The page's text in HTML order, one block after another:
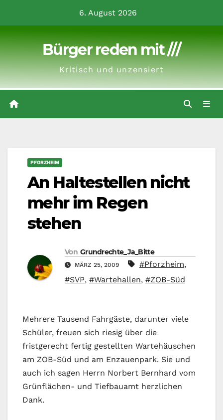
6. August 2026
Bürger reden mit ///
Kritisch und unzensiert
PFORZHEIM
An Haltestellen nicht
mehr im Regen
stehen
Von Grundrechte_Ja_Bitte
MÄRZ 25, 2009 #Pforzheim,
#SVP, #Wartehallen, #ZOB-Süd
Mehrere Tausend Fahrgäste, darunter viele
Schüler, freuen sich riesig über die
fristgerecht fertig gestellten Wartehäuschen
am ZOB-Süd und am Enzauenpark. Sie und
auch ich sagen Herrn Norbert Bernhard vom
Grünflächen- und Tiefbauamt herzlichen
Dank.